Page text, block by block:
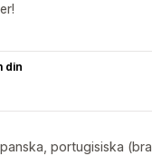
din
portugisiska